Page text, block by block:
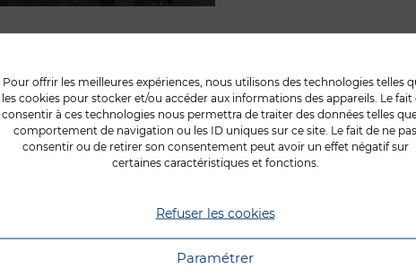
Pour offrir les meilleures expériences, nous utilisons des technologies telles
les cookies pour stocker et/ou accéder aux informations des appareils. Le fait
consentir à ces technologies nous permettra de traiter des données telles
comportement de navigation ou les ID uniques sur ce site. Le fait de ne pas
consentir ou de retirer son consentement peut avoir un effet négatif sur
certaines caractéristiques et fonctions.
Refuser les cookies
Paramétrer
NOS SAVOIR-